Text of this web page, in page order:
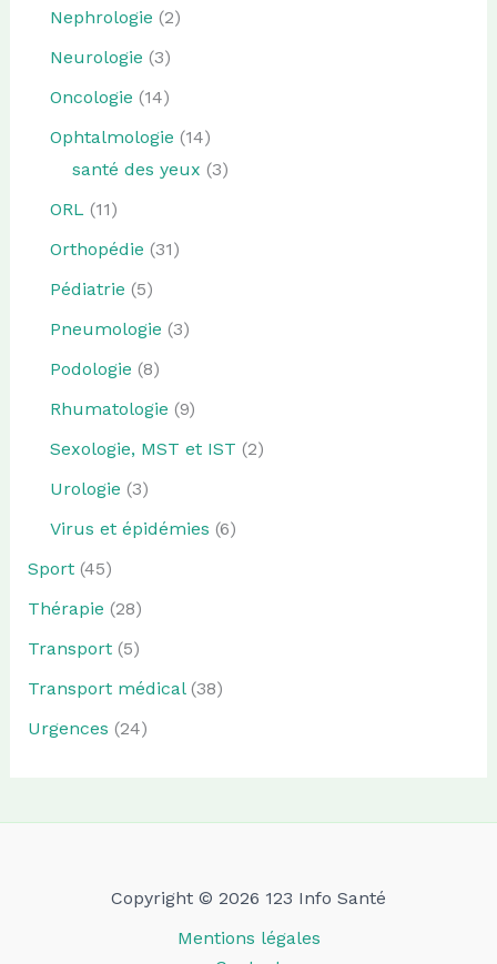
Nephrologie (2)
Neurologie (3)
Oncologie (14)
Ophtalmologie (14)
santé des yeux (3)
ORL (11)
Orthopédie (31)
Pédiatrie (5)
Pneumologie (3)
Podologie (8)
Rhumatologie (9)
Sexologie, MST et IST (2)
Urologie (3)
Virus et épidémies (6)
Sport(45)
Thérapie (28)
Transport(5)
Transport médical(38)
Urgences (24)
Copyright © 2026 123 Info Santé
Mentions légales